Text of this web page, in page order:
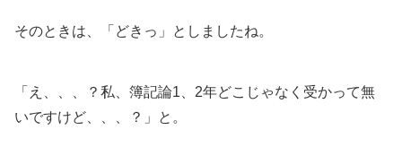
そのときは、「どきっ」としましたね。
「え、、、？私、簿記論1、2年どこじゃなく受かって無
いですけど、、、？」と。